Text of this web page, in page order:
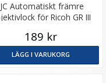
Automatiskt främre
för Ricoh GR III
189 kr
LÄGG I VARUKORG